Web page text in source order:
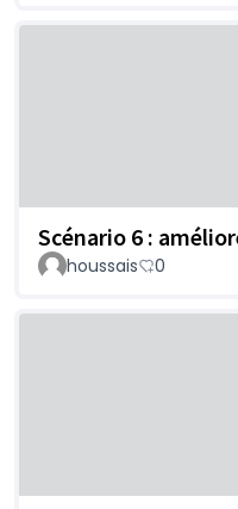
Scénario 6 :
houssais 0